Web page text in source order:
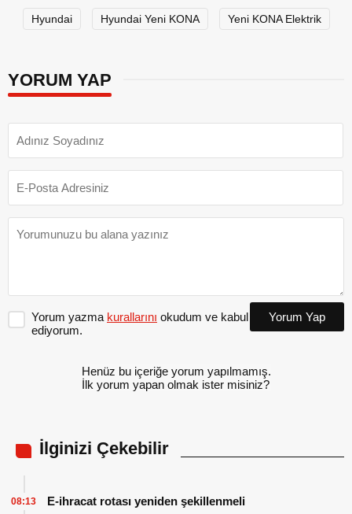
Hyundai Hyundai Yeni KONA Yeni KONA Elektrik
YORUM YAP
Yorum yazma kurallarını okudum ve kabul
ediyorum.
Yorum Yap
Henüz bu içeriğe yorum yapılmamış.
İlk yorum yapan olmak ister misiniz?
İlginizi Çekebilir
E-ihracat rotası yeniden şekillenmeli
08:13